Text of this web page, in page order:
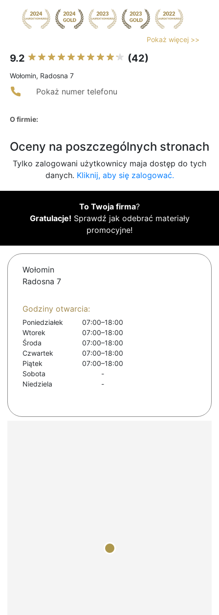
Pokaż więcej >>
9.2 (42)
Wołomin, Radosna 7
Pokaż numer telefonu
O firmie:
Oceny na poszczególnych stronach
Tylko zalogowani użytkownicy maja dostęp do tych
danych. Kliknij, aby się zalogować.
To Twoja firma?
Gratulacje! Sprawdź jak odebrać materiały
promocyjne!
Wołomin
Radosna 7
Godziny otwarcia:
Poniedziałek
07:00–18:00
Wtorek
07:00–18:00
Środa
07:00–18:00
Czwartek
07:00–18:00
Piątek
07:00–18:00
Sobota
-
Niedziela
-